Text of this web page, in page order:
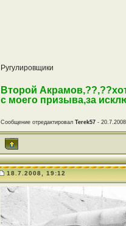
Ругулировщики
Второй
с моего призыва,за
Сообщение отредактировал Terek57-
18.7.2008, 19:12